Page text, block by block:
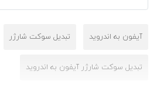
آیفون به اندروید تبدیل سوکت شارژر
تبدیل سوکت شارژر آیفون به اندروید